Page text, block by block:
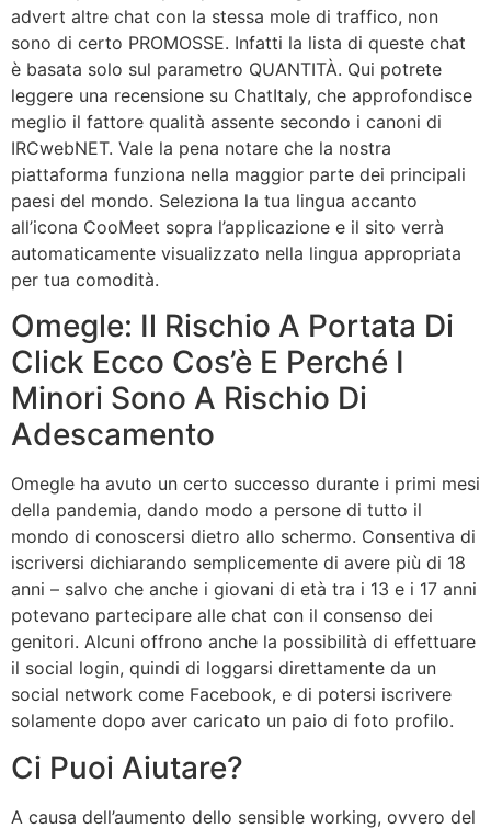
advert altre chat con la stessa mole di traffico, non
sono di certo PROMOSSE. Infatti la lista di queste chat
è basata solo sul parametro QUANTITÀ. Qui potrete
leggere una recensione su ChatItaly, che approfondisce
meglio il fattore qualità assente secondo i canoni di
IRCwebNET. Vale la pena notare che la nostra
piattaforma funziona nella maggior parte dei principali
paesi del mondo. Seleziona la tua lingua accanto
all’icona CooMeet sopra l’applicazione e il sito verrà
automaticamente visualizzato nella lingua appropriata
per tua comodità.
Omegle: Il Rischio A Portata Di
Click Ecco Cos’è E Perché I
Minori Sono A Rischio Di
Adescamento
Omegle ha avuto un certo successo durante i primi mesi
della pandemia, dando modo a persone di tutto il
mondo di conoscersi dietro allo schermo. Consentiva di
iscriversi dichiarando semplicemente di avere più di 18
anni – salvo che anche i giovani di età tra i 13 e i 17 anni
potevano partecipare alle chat con il consenso dei
genitori. Alcuni offrono anche la possibilità di effettuare
il social login, quindi di loggarsi direttamente da un
social network come Facebook, e di potersi iscrivere
solamente dopo aver caricato un paio di foto profilo.
Ci Puoi Aiutare?
A causa dell’aumento dello sensible working, ovvero del